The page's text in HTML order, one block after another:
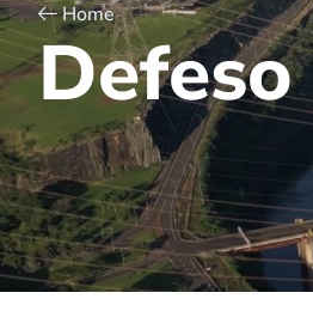
Home
Defeso